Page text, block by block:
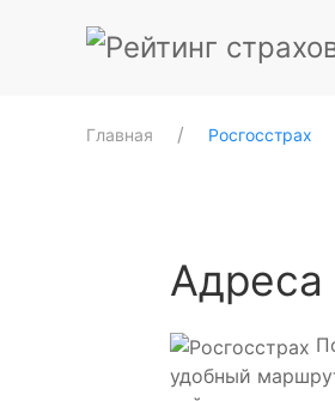
Главная Росгосстрах
Адреса
удобный